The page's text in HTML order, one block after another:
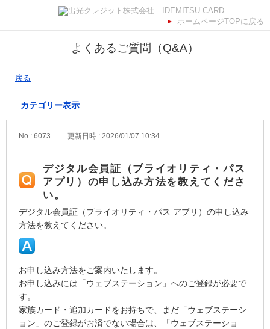
ホームページTOPに戻る
よくあるご質問（Q&A）
戻る
カテゴリー表示
No : 6073 更新日時 : 2026/01/07 10:34
デジタル会員証（プライオリティ・パス
アプリ）の申し込み方法を教えてくださ
い。
デジタル会員証（プライオリティ・パス アプリ）の申し込み
方法を教えてください。
お申し込み方法をご案内いたします。
お申し込みには「ウェブステーション」へのご登録が必要で
す。
家族カード・追加カードをお持ちで、まだ「ウェブステーシ
ョン」のご登録がお済でない場合は、「ウェブステーショ